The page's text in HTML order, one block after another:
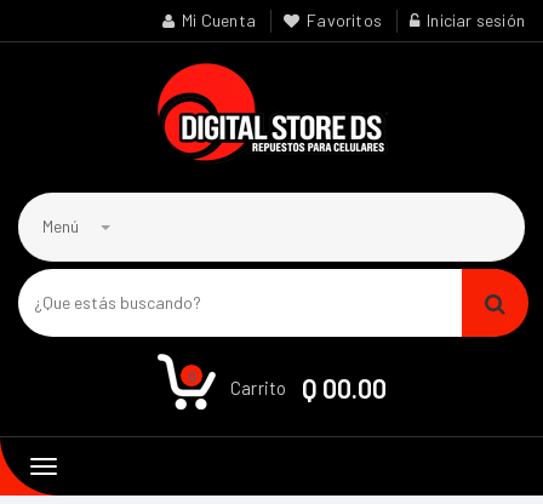
Mi Cuenta Favoritos Iniciar sesión
Menú
0
Carrito Q 00.00
Toggle
navigation